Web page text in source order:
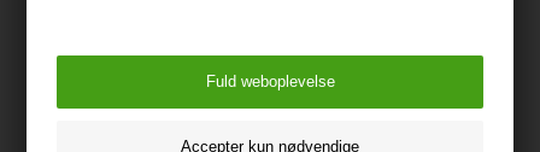
Salsa 5 Air kan foldes sammen til en kompakt størrelse,
også med sædet på, uanset om det vender fremad